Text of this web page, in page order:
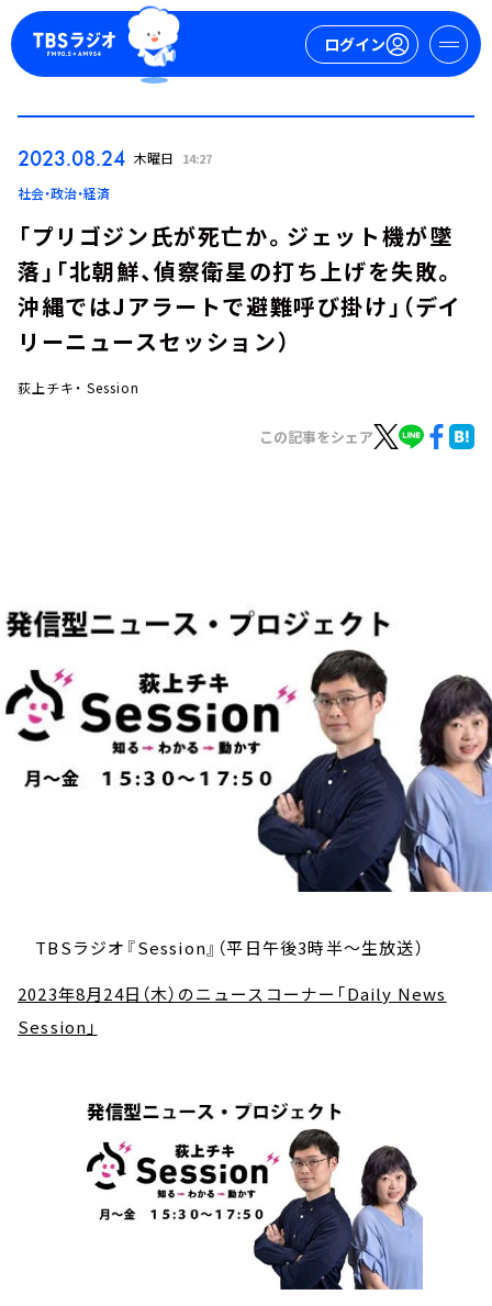
ログイン
今日の番組表
2023.08.24 木曜日 14:27
社会・政治・経済
「プリゴジン氏が死亡か。ジェット機が墜
落」「北朝鮮、偵察衛星の打ち上げを失敗。
沖縄ではJアラートで避難呼び掛け」（デイ
リーニュースセッション）
荻上チキ・ Session
この記事をシェア
TBSラジオ『Session』（平日午後3時半～生放送）
2023年8月24日（木）のニュースコーナー「Daily News
Session」